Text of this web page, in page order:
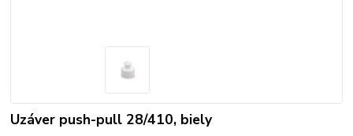
Uzáver push-pull 28/410, biely